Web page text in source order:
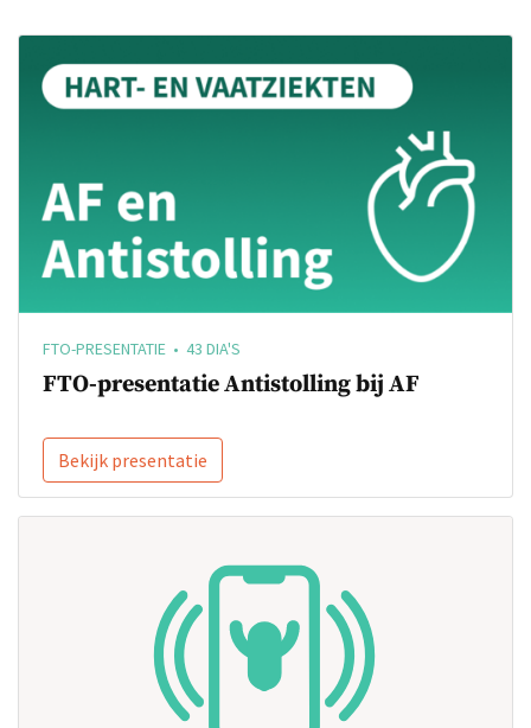
FTO-PRESENTATIE • 43 DIA'S
FTO-presentatie Antistolling bij AF
Bekijk presentatie